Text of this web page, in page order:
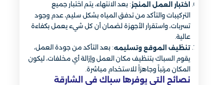
اختبار العمل المنجز: بعد الانتهاء، يتم اختبار جميع
التركيبات والتأكد من تدفق المياه بشكل سليم، عدم وجود
تسربات، واستقرار الأجهزة لضمان أن كل شيء يعمل بكفاءة
عالية.
تنظيف الموقع وتسليمه: بعد التأكد من جودة العمل،
يقوم السباك بتنظيف مكان العمل وإزالة أي مخلفات، ليكون
المكان مرتباً وجاهزاً للاستخدام مباشرة.
نصائح التي يوفرها سباك في الشارقة